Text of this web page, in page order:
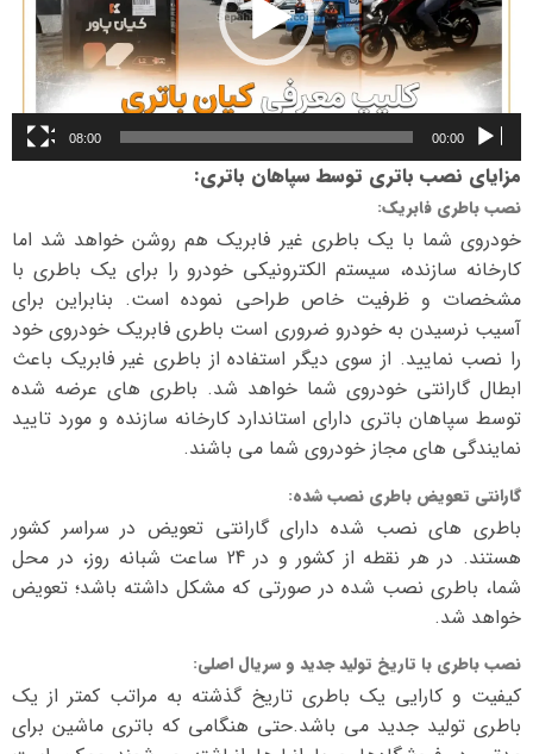
00:00
08:00
مزایای نصب باتری توسط سپاهان باتری:
نصب باطری فابریک:
خودروی شما با یک باطری غیر فابریک هم روشن خواهد شد اما
کارخانه سازنده، سیستم الکترونیکی خودرو را برای یک باطری با
مشخصات و ظرفیت خاص طراحی نموده است. بنابراین برای
آسیب نرسیدن به خودرو ضروری است باطری فابریک خودروی خود
را نصب نمایید. از سوی دیگر استفاده از باطری غیر فابریک باعث
ابطال گارانتی خودروی شما خواهد شد. باطری های عرضه شده
توسط سپاهان باتری دارای استاندارد کارخانه سازنده و مورد تایید
نمایندگی های مجاز خودروی شما می باشند.
گارانتی تعویض باطری نصب شده:
باطری های نصب شده دارای گارانتی تعویض در سراسر کشور
هستند. در هر نقطه از کشور و در 24 ساعت شبانه روز، در محل
شما، باطری نصب شده در صورتی که مشکل داشته باشد؛ تعویض
خواهد شد.
نصب باطری با تاریخ تولید جدید و سریال اصلی:
کیفیت و کارایی یک باطری تاریخ گذشته به مراتب کمتر از یک
باطری تولید جدید می باشد.حتی هنگامی که باتری ماشین برای